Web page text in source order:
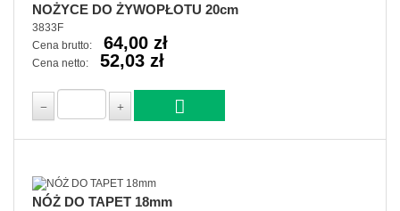
NOŻYCE DO ŻYWOPŁOTU 20cm
3833F
Cena brutto:
64,00 zł
Cena netto: 52,03 zł
NÓŻ DO TAPET 18mm